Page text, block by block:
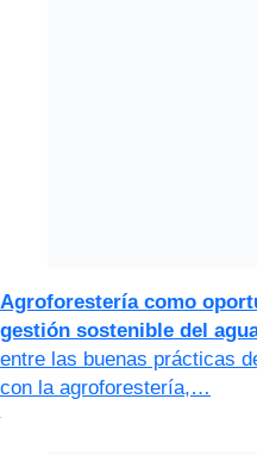
Agroforestería como
gestión sostenible del
entre las buenas prácticas
con la agroforestería,…